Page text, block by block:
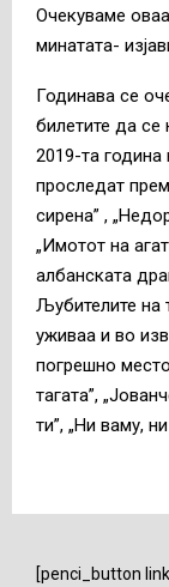
Очекуваме
минатата-
Годинава се
билетите да се
2019-та
проследат
сирена” ,
„Имотот на
албанската
Љубителите на
уживаа и во
погрешно
тагата”,
ти”, „Ни ваму,
[penci_button